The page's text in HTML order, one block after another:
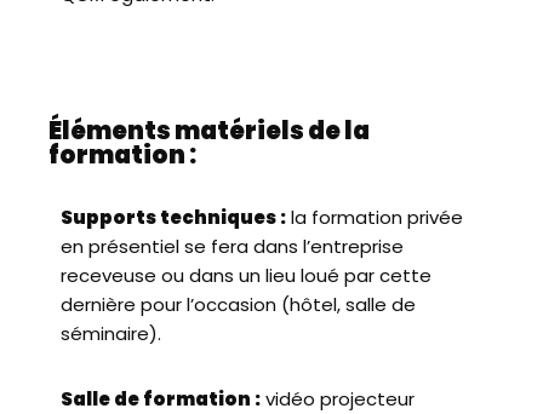
Éléments matériels de la
formation :
Supports techniques :la formation privée
en présentiel se fera dans l’entreprise
receveuse ou dans un lieu loué par cette
dernière pour l’occasion (hôtel, salle de
séminaire).
Salle de formation :vidéo projecteur